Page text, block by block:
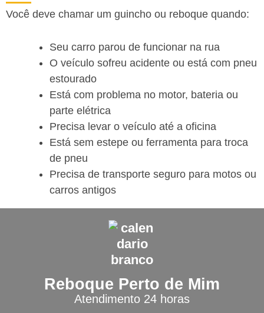
Você deve chamar um guincho ou reboque quando:
Seu carro parou de funcionar na rua
O veículo sofreu acidente ou está com pneu
estourado
Está com problema no motor, bateria ou
parte elétrica
Precisa levar o veículo até a oficina
Está sem estepe ou ferramenta para troca
de pneu
Precisa de transporte seguro para motos ou
carros antigos
Reboque Perto de Mim
Atendimento 24 horas